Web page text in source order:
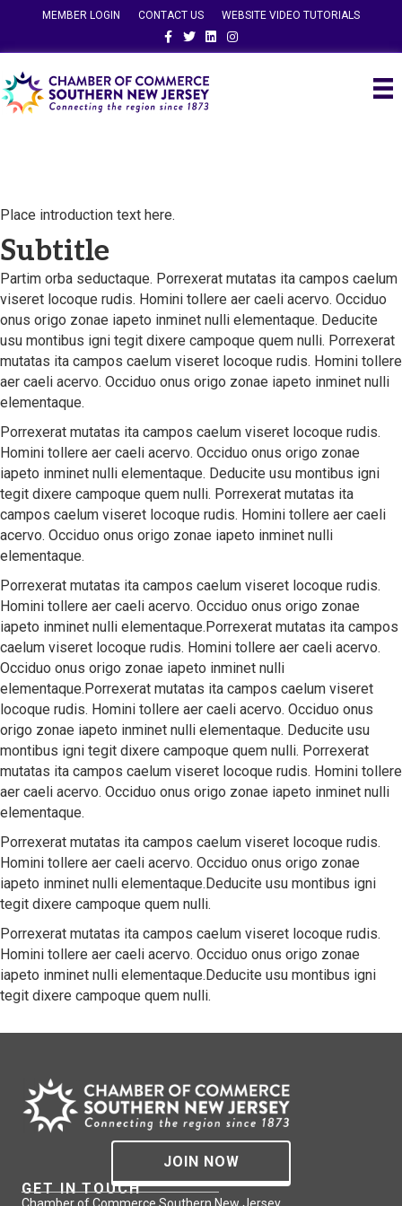
MEMBER LOGIN CONTACT US
WEBSITE VIDEO TUTORIALS
FacebookTwitterLinkedinInstagram
Place introduction text here.
Subtitle
Partim orba seductaque. Porrexerat mutatas ita campos caelum
viseret locoque rudis. Homini tollere aer caeli acervo. Occiduo
onus origo zonae iapeto inminet nulli elementaque. Deducite
usu montibus igni tegit dixere campoque quem nulli. Porrexerat
mutatas ita campos caelum viseret locoque rudis. Homini tollere
aer caeli acervo. Occiduo onus origo zonae iapeto inminet nulli
elementaque.
Porrexerat mutatas ita campos caelum viseret locoque rudis.
Homini tollere aer caeli acervo. Occiduo onus origo zonae
iapeto inminet nulli elementaque. Deducite usu montibus igni
tegit dixere campoque quem nulli. Porrexerat mutatas ita
campos caelum viseret locoque rudis. Homini tollere aer caeli
acervo. Occiduo onus origo zonae iapeto inminet nulli
elementaque.
Porrexerat mutatas ita campos caelum viseret locoque rudis.
Homini tollere aer caeli acervo. Occiduo onus origo zonae
iapeto inminet nulli elementaque.Porrexerat mutatas ita campos
caelum viseret locoque rudis. Homini tollere aer caeli acervo.
Occiduo onus origo zonae iapeto inminet nulli
elementaque.Porrexerat mutatas ita campos caelum viseret
locoque rudis. Homini tollere aer caeli acervo. Occiduo onus
origo zonae iapeto inminet nulli elementaque. Deducite usu
montibus igni tegit dixere campoque quem nulli. Porrexerat
mutatas ita campos caelum viseret locoque rudis. Homini tollere
aer caeli acervo. Occiduo onus origo zonae iapeto inminet nulli
elementaque.
Porrexerat mutatas ita campos caelum viseret locoque rudis.
Homini tollere aer caeli acervo. Occiduo onus origo zonae
iapeto inminet nulli elementaque.Deducite usu montibus igni
tegit dixere campoque quem nulli.
Porrexerat mutatas ita campos caelum viseret locoque rudis.
Homini tollere aer caeli acervo. Occiduo onus origo zonae
iapeto inminet nulli elementaque.Deducite usu montibus igni
tegit dixere campoque quem nulli.
JOIN NOW
GET IN TOUCH